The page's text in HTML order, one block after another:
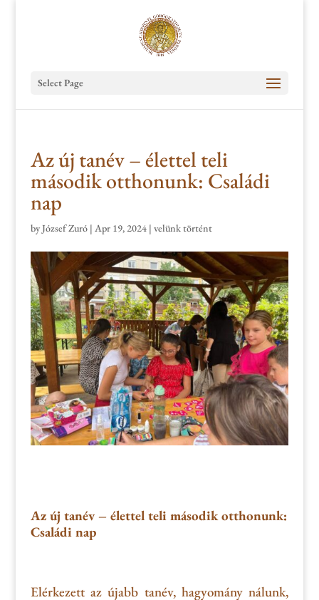
Select Page
Az új tanév – élettel teli
második otthonunk: Családi
nap
by József Zuró| Apr 19, 2024| velünk történt
Az új tanév – élettel teli második otthonunk:
Családi nap
Elérkezett az újabb tanév, hagyomány nálunk,